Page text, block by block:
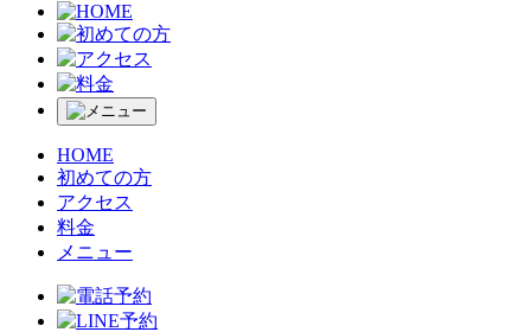
HOME
初めての方
アクセス
料金
メニュー